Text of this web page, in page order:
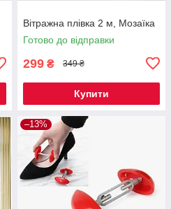
Вітражна плівка 2 м, Мозаїка
Готово до відправки
299 ₴ 349 ₴
Купити
–13%